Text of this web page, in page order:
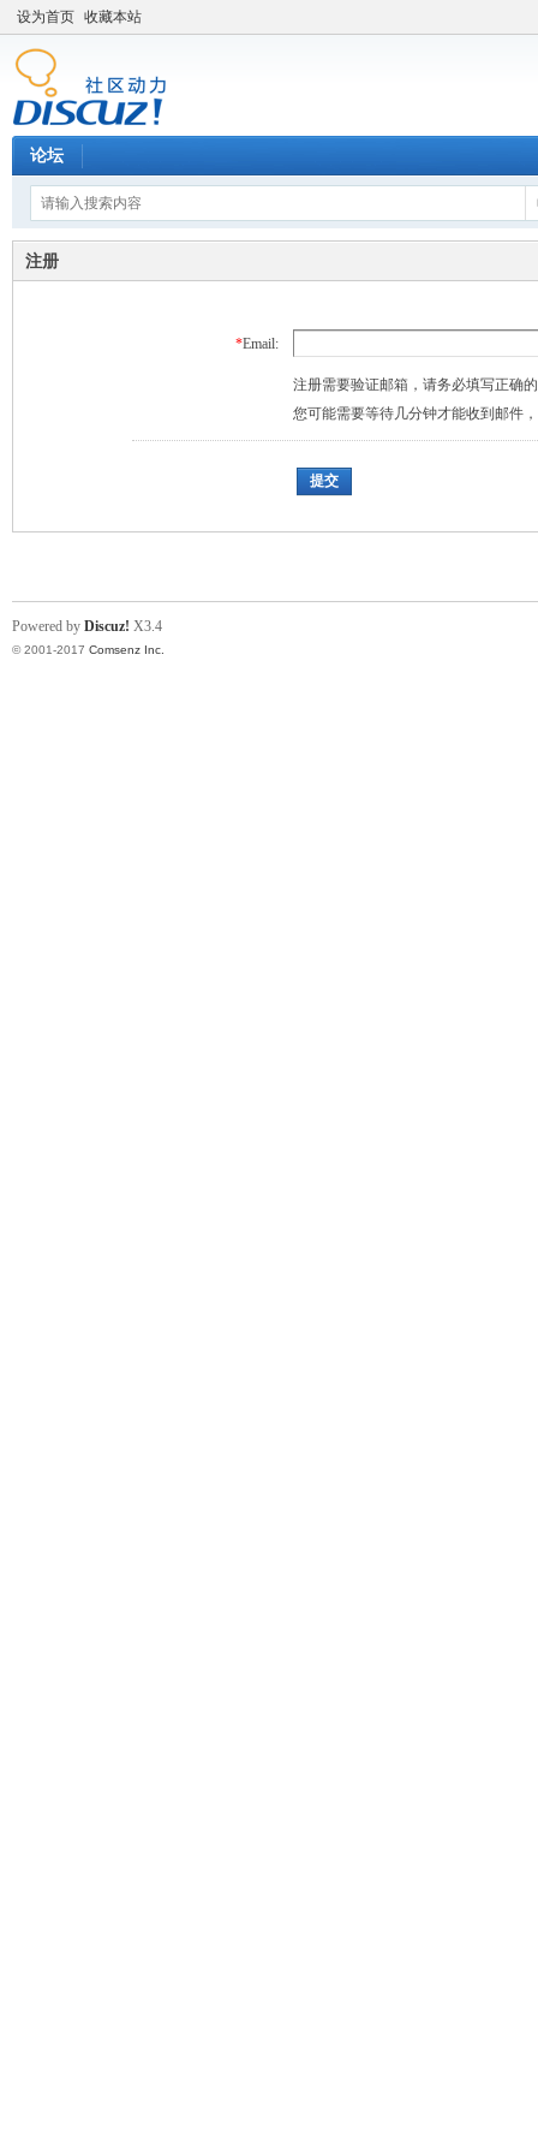
设为首页 收藏本站
论坛
注册
*Email:
注册需要验证邮箱，请务必填写正确
您可能需要等待几分钟才能收到邮件
提交
Powered by Discuz! X3.4
© 2001-2017 Comsenz Inc.